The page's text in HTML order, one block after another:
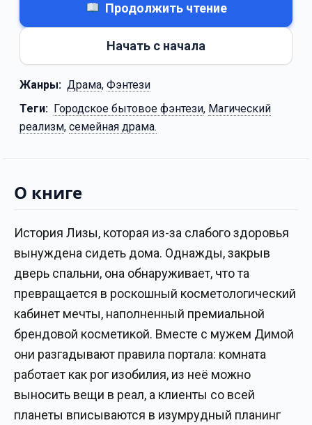
Продолжить чтение
Начать с начала
Жанры: Драма, Фэнтези
Теги: Городское бытовое фэнтези, Магический
реализм, семейная драма.
О книге
История Лизы, которая из-за слабого здоровья
вынуждена сидеть дома. Однажды, закрыв
дверь спальни, она обнаруживает, что та
превращается в роскошный косметологический
кабинет мечты, наполненный премиальной
брендовой косметикой. Вместе с мужем Димой
они разгадывают правила портала: комната
работает как рог изобилия, из неё можно
выносить вещи в реал, а клиенты со всей
планеты вписываются в изумрудный планинг